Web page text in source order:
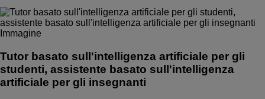
Tutor basato sull'intelligenza artificiale per gli
studenti, assistente basato sull'intelligenza
artificiale per gli insegnanti